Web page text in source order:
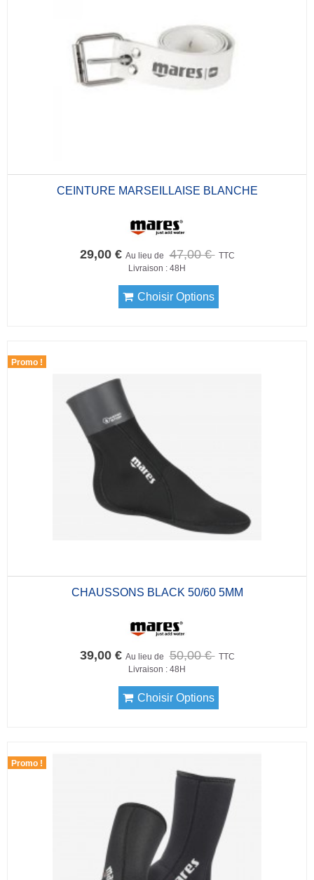
CEINTURE MARSEILLAISE BLANCHE
29,00 € Au lieu de 47,00 € TTC
Livraison : 48H
Choisir Options
Promo !
CHAUSSONS BLACK 50/60 5MM
39,00 € Au lieu de 50,00 € TTC
Livraison : 48H
Choisir Options
Promo !